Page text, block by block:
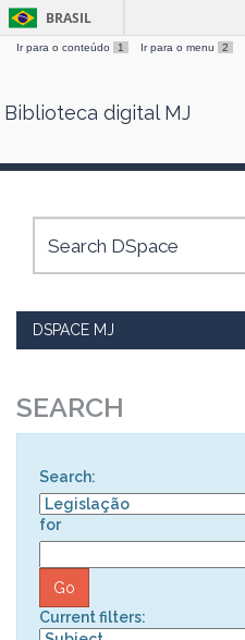
Skip
BRASIL
Ir para o conteúdo 1 Ir para o menu 2
Biblioteca digital MJ
DSPACE MJ
SEARCH
Search:
for
Current filters: